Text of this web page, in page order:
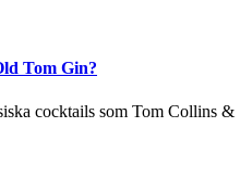
Tom Gin?
cocktails som Tom Collins &